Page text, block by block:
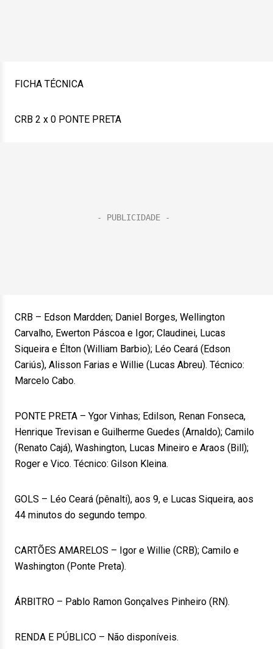
FICHA TÉCNICA
CRB 2 x 0 PONTE PRETA
CRB – Edson Mardden; Daniel Borges, Wellington
Carvalho, Ewerton Páscoa e Igor; Claudinei, Lucas
Siqueira e Élton (William Barbio); Léo Ceará (Edson
Cariús), Alisson Farias e Willie (Lucas Abreu). Técnico:
Marcelo Cabo.
PONTE PRETA – Ygor Vinhas; Edilson, Renan Fonseca,
Henrique Trevisan e Guilherme Guedes (Arnaldo); Camilo
(Renato Cajá), Washington, Lucas Mineiro e Araos (Bill);
Roger e Vico. Técnico: Gilson Kleina.
GOLS – Léo Ceará (pênalti), aos 9, e Lucas Siqueira, aos
44 minutos do segundo tempo.
CARTÕES AMARELOS – Igor e Willie (CRB); Camilo e
Washington (Ponte Preta).
ÁRBITRO – Pablo Ramon Gonçalves Pinheiro (RN).
RENDA E PÚBLICO – Não disponíveis.